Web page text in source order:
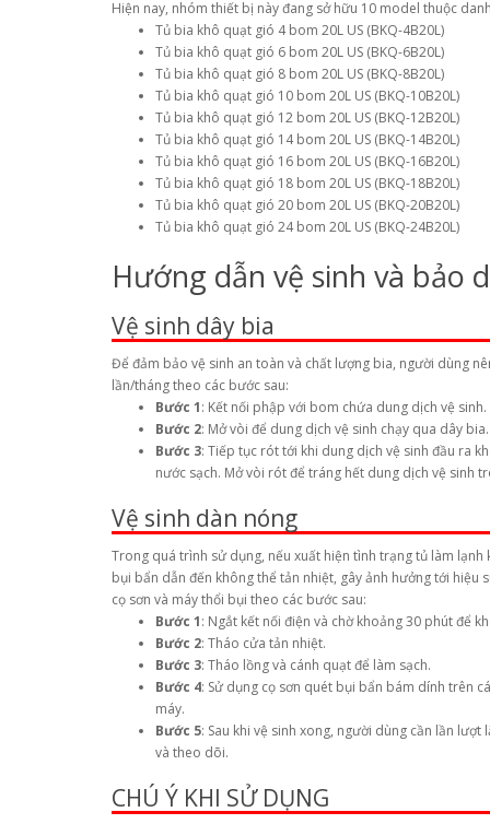
Hiện nay, nhóm thiết bị này đang sở hữu 10 model thuộc
Tủ bia khô quạt gió 4 bom 20L US (BKQ-4B20L)
Tủ bia khô quạt gió 6 bom 20L US (BKQ-6B20L)
Tủ bia khô quạt gió 8 bom 20L US (BKQ-8B20L)
Tủ bia khô quạt gió 10 bom 20L US (BKQ-10B20L)
Tủ bia khô quạt gió 12 bom 20L US (BKQ-12B20L)
Tủ bia khô quạt gió 14 bom 20L US (BKQ-14B20L)
Tủ bia khô quạt gió 16 bom 20L US (BKQ-16B20L)
Tủ bia khô quạt gió 18 bom 20L US (BKQ-18B20L)
Tủ bia khô quạt gió 20 bom 20L US (BKQ-20B20L)
Tủ bia khô quạt gió 24 bom 20L US (BKQ-24B20L)
Hướng dẫn vệ sinh và bảo
Vệ sinh dây bia
Để đảm bảo vệ sinh an toàn và chất lượng bia, người dùng
lần/tháng theo các bước sau:
Bước 1: Kết nối phập với bom chứa dung dịch vệ sinh.
Bước 2: Mở vòi để dung dịch vệ sinh chạy qua dây
Bước 3: Tiếp tục rót tới khi dung dịch vệ sinh đầu ra
nước sạch. Mở vòi rót để tráng hết dung dịch vệ sinh
Vệ sinh dàn nóng
Trong quá trình sử dụng, nếu xuất hiện tình trạng tủ làm
bụi bẩn dẫn đến không thể tản nhiệt, gây ảnh hưởng tới hiệu
cọ sơn và máy thổi bụi theo các bước sau:
Bước 1: Ngắt kết nối điện và chờ khoảng 30 phút để
Bước 2: Tháo cửa tản nhiệt.
Bước 3: Tháo lồng và cánh quạt để làm sạch.
Bước 4: Sử dụng cọ sơn quét bụi bẩn bám dính trên
máy.
Bước 5: Sau khi vệ sinh xong, người dùng cần lần
và theo dõi.
CHÚ Ý KHI SỬ DỤNG